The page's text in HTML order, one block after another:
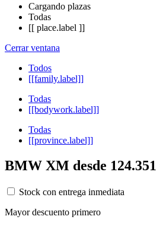
Cargando plazas
Todas
[[ place.label ]]
Cerrar ventana
Todos
[[family.label]]
Todas
[[bodywork.label]]
Todas
[[province.label]]
BMW XM desde 124.351
Stock con entrega inmediata
Mayor descuento primero